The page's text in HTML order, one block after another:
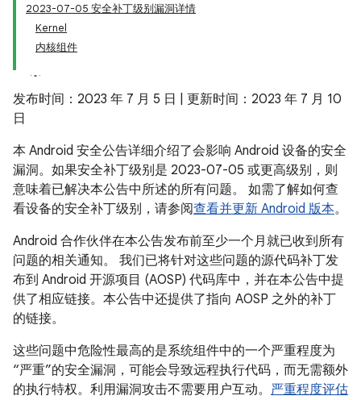
2023-07-05 安全补丁级别漏洞详情
Kernel
内核组件
发布时间：2023 年 7 月 5 日 | 更新时间：2023 年 7 月 10
日
本 Android 安全公告详细介绍了会影响 Android 设备的安全
漏洞。如果安全补丁级别是 2023-07-05 或更高级别，则
意味着已解决本公告中所述的所有问题。 如需了解如何查
看设备的安全补丁级别，请参阅查看并更新 Android 版本。
Android 合作伙伴在本公告发布前至少一个月就已收到所有
问题的相关通知。 我们已将针对这些问题的源代码补丁发
布到 Android 开源项目 (AOSP) 代码库中，并在本公告中提
供了相应链接。本公告中还提供了指向 AOSP 之外的补丁
的链接。
这些问题中危险性最高的是系统组件中的一个严重程度为
“严重”的安全漏洞，可能会导致远程执行代码，而无需额外
的执行特权。利用漏洞攻击不需要用户互动。 严重程度评估